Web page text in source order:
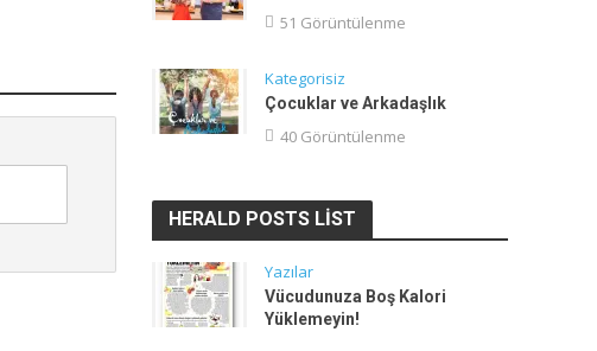
51 Görüntülenme
Kategorisiz
Çocuklar ve Arkadaşlık
40 Görüntülenme
HERALD POSTS LIST
Yazılar
Vücudunuza Boş Kalori
Yüklemeyin!